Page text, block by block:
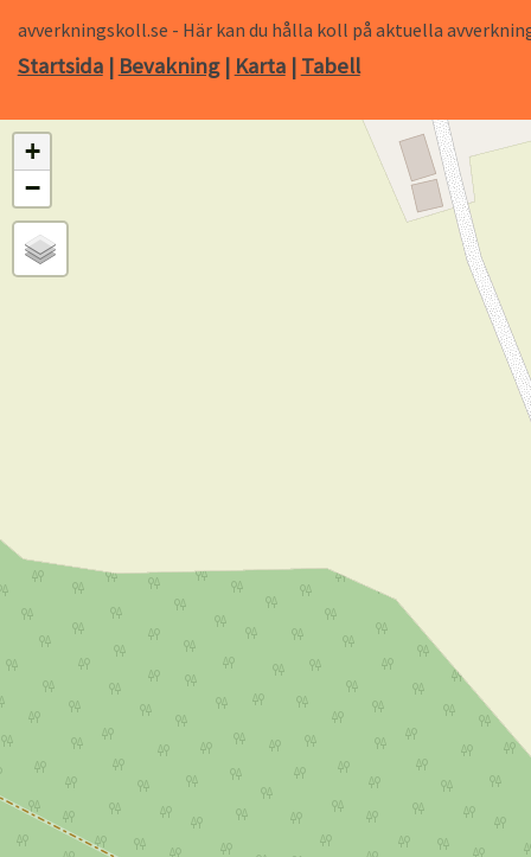
avverkningskoll.se - Här kan du hålla koll på aktuella
Startsida| Bevakning| Karta| Tabell
+
−